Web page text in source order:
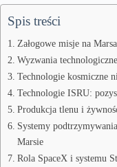
Spis treści
Załogowe misje na
Wyzwania
Technologie kosmiczne
Technologie ISRU:
Produkcja tlenu i
Systemy
Marsie
Rola SpaceX i systemu